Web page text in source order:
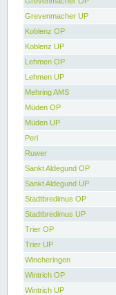
Grevenmacher UP
Koblenz OP
Koblenz UP
Lehmen OP
Lehmen UP
Mehring AMS
Müden OP
Müden UP
Perl
Ruwer
Sankt Aldegund OP
Sankt Aldegund UP
Stadtbredimus OP
Stadtbredimus UP
Trier OP
Trier UP
Wincheringen
Wintrich OP
Wintrich UP